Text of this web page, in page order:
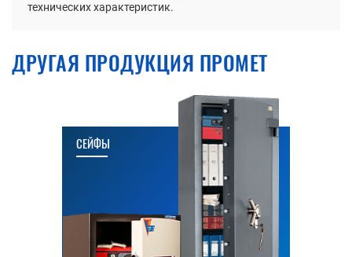
технических характеристик.
ДРУГАЯ ПРОДУКЦИЯ ПРОМЕТ
СЕЙФЫ